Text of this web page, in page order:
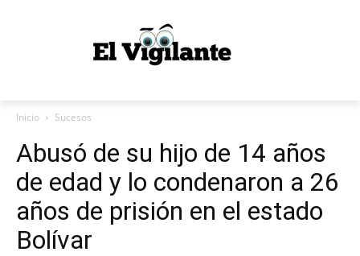
Inicio Sucesos
Abusó de su hijo de 14 años
de edad y lo condenaron a 26
años de prisión en el estado
Bolívar